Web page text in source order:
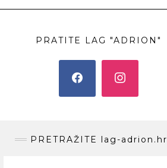
PRATITE LAG "ADRION"
PRETRAŽITE lag-adrion.hr